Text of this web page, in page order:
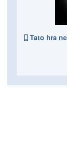
Tato hra